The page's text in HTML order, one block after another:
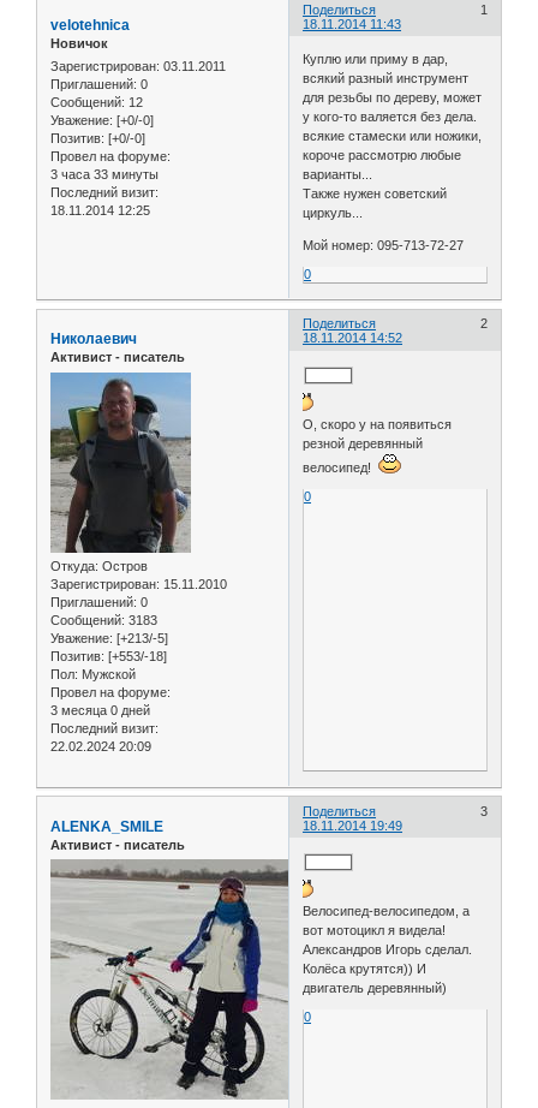
Поделиться
1
18.11.2014 11:43
velotehnica
Новичок
Зарегистрирован: 03.11.2011
Приглашений: 0
Сообщений: 12
Уважение: [+0/-0]
Позитив: [+0/-0]
Провел на форуме:
3 часа 33 минуты
Последний визит:
18.11.2014 12:25
Куплю или приму в дар,
всякий разный инструмент
для резьбы по дереву, может
у кого-то валяется без дела.
всякие стамески или ножики,
короче рассмотрю любые
варианты...
Также нужен советский
циркуль...
Мой номер: 095-713-72-27
0
Поделиться
2
18.11.2014 14:52
Николаевич
Активист - писатель
Откуда: Остров
Зарегистрирован: 15.11.2010
Приглашений: 0
Сообщений: 3183
Уважение: [+213/-5]
Позитив: [+553/-18]
Пол: Мужской
Провел на форуме:
3 месяца 0 дней
Последний визит:
22.02.2024 20:09
О, скоро у на появиться
резной деревянный
велосипед!
0
Поделиться
3
18.11.2014 19:49
ALENKA_SMILE
Активист - писатель
Велосипед-велосипедом, а
вот мотоцикл я видела!
Александров Игорь сделал.
Колёса крутятся)) И
двигатель деревянный)
0